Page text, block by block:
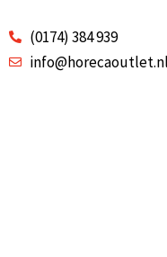
(0174) 384 939